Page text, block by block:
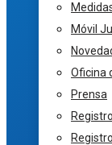
Móvil
Oficina
Prensa